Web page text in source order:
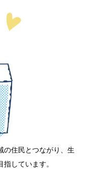
の住民とつながり、生
しています。